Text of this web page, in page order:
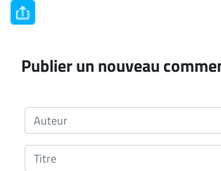
Publier un nouveau